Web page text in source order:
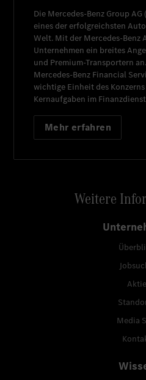
Die Mercedes-Benz Group AG
eines der erfolgreichsten
Welt. Mit der Mercedes-Benz
Unternehmen ein breites
und Premium-Transportern an.
Mercedes-Benz Financial
wichtige Einheit des
Kernaufgaben im
Mehr erfahren
Weitere
Aktie
Media